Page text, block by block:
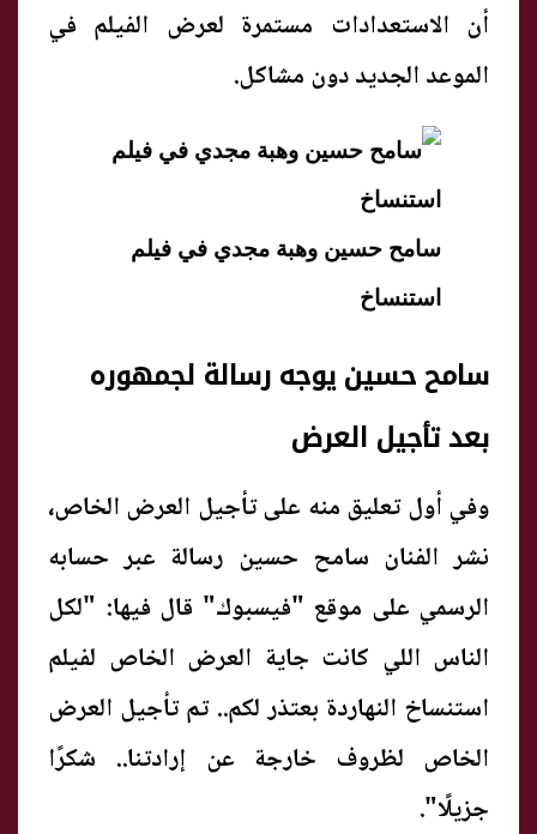
أن الاستعدادات مستمرة لعرض الفيلم في
الموعد الجديد دون مشاكل.
سامح حسين وهبة مجدي في فيلم
استنساخ
سامح حسين يوجه رسالة لجمهوره
بعد تأجيل العرض
وفي أول تعليق منه على تأجيل العرض الخاص،
نشر الفنان سامح حسين رسالة عبر حسابه
الرسمي على موقع "فيسبوك" قال فيها: "لكل
الناس اللي كانت جاية العرض الخاص لفيلم
استنساخ النهاردة بعتذر لكم.. تم تأجيل العرض
الخاص لظروف خارجة عن إرادتنا.. شكرًا
جزيلًا".